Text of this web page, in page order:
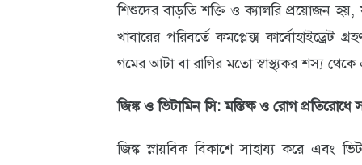
শিশুদের বাড়তি শক্তি ও ক্যালরি প্রয়োজন
খাবারের পরিবর্তে কমপ্লেক্স
গমের আটা বা রাগির মতো স্বাস্থ্যকর শস্য
জিঙ্ক ও ভিটামিন সি: মস্তিষ্ক ও রোগ প্রতিরোধে
জিঙ্ক স্নায়বিক বিকাশে সাহায্য করে এবং